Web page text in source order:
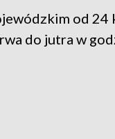
od 24
do jutra w